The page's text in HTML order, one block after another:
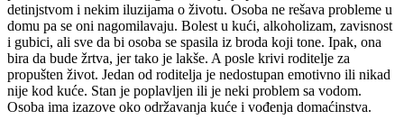
detinjstvom i nekim iluzijama o životu. Osoba ne rešava probleme u
domu pa se oni nagomilavaju. Bolest u kući, alkoholizam, zavisnost
i gubici, ali sve da bi osoba se spasila iz broda koji tone. Ipak, ona
bira da bude žrtva, jer tako je lakše. A posle krivi roditelje za
propušten život. Jedan od roditelja je nedostupan emotivno ili nikad
nije kod kuće. Stan je poplavljen ili je neki problem sa vodom.
Osoba ima izazove oko održavanja kuće i vođenja domaćinstva.